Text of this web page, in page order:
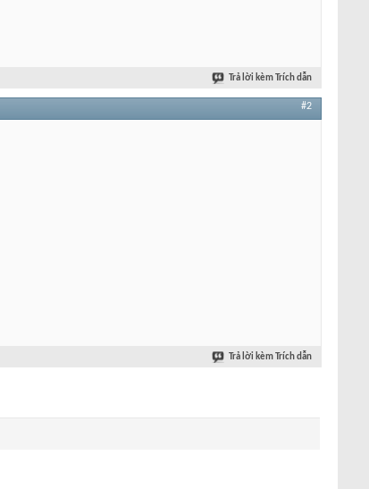
Trả lời kèm Trích dẫn
#2
Trả lời kèm Trích dẫn